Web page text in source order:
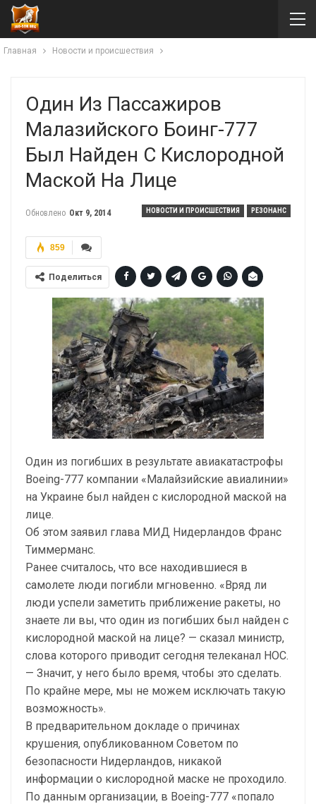
Главная Новости и происшествия
Один Из Пассажиров
Малазийского Боинг-777
Был Найден С Кислородной
Маской На Лице
НОВОСТИ И ПРОИСШЕСТВИЯ РЕЗОНАНС
Обновлено Окт 9, 2014
859
Поделиться
Один из погибших в результате авиакатастрофы
Boeing-777 компании «Малайзийские авиалинии»
на Украине был найден с кислородной маской на
лице.
Об этом заявил глава МИД Нидерландов Франс
Тиммерманс.
Ранее считалось, что все находившиеся в
самолете люди погибли мгновенно. «Вряд ли
люди успели заметить приближение ракеты, но
знаете ли вы, что один из погибших был найден с
кислородной маской на лице? — сказал министр,
слова которого приводит сегодня телеканал НОС.
— Значит, у него было время, чтобы это сделать.
По крайне мере, мы не можем исключать такую
возможность».
В предварительном докладе о причинах
крушения, опубликованном Советом по
безопасности Нидерландов, никакой
информации о кислородной маске не проходило.
По данным организации, в Boeing-777 «попало